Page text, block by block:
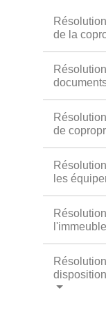
de la
de
les
l'immeuble